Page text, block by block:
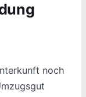
noch